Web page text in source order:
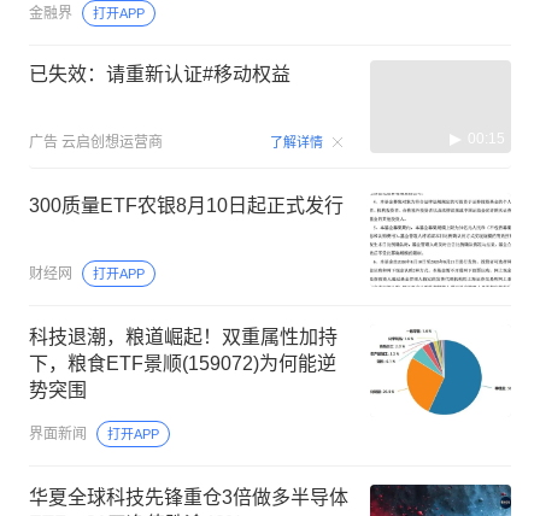
金融界 打开APP
已失效：请重新认证#移动权益
广告 云启创想运营商 了解详情 00:15
300质量ETF农银8月10日起正式发行
财经网 打开APP
科技退潮，粮道崛起！双重属性加持
下，粮食ETF景顺(159072)为何能逆
势突围
界面新闻 打开APP
华夏全球科技先锋重仓3倍做多半导体